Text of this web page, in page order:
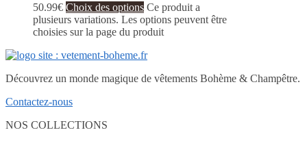
50.99€ Choix des options Ce produit a
plusieurs variations. Les options peuvent être
choisies sur la page du produit
Découvrez un monde magique de vêtements Bohème & Champêtre.
Contactez-nous
NOS COLLECTIONS